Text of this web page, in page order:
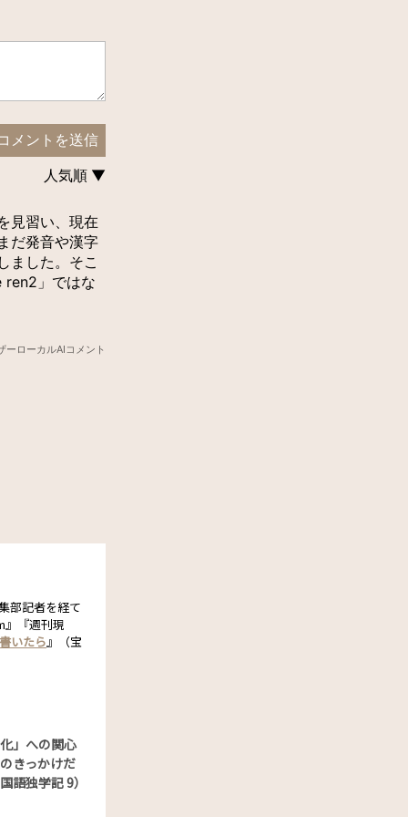
部記者を経て
』『週刊現
いたら 』（宝
」への関心
きっかけだ
語独学記 9）